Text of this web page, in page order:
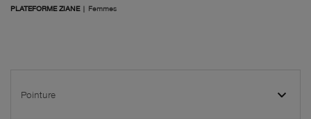
PLATEFORME ZIANE| Femmes
Pointure